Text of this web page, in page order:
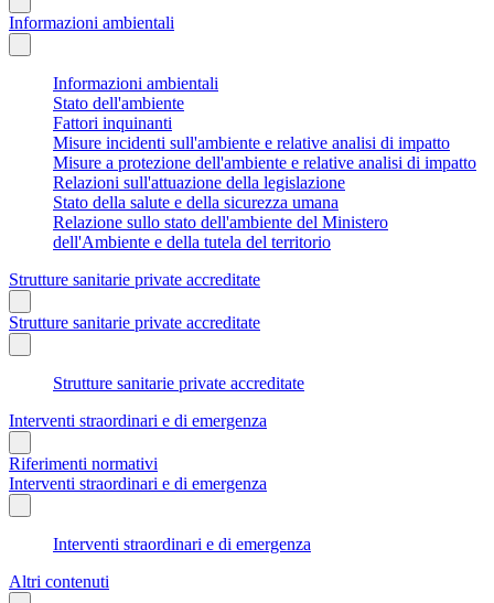
Informazioni ambientali
Informazioni ambientali
Stato dell'ambiente
Fattori inquinanti
Misure incidenti sull'ambiente e relative analisi di impatto
Misure a protezione dell'ambiente e relative analisi di impatto
Relazioni sull'attuazione della legislazione
Stato della salute e della sicurezza umana
Relazione sullo stato dell'ambiente del Ministero
dell'Ambiente e della tutela del territorio
Strutture sanitarie private accreditate
Strutture sanitarie private accreditate
Strutture sanitarie private accreditate
Interventi straordinari e di emergenza
Riferimenti normativi
Interventi straordinari e di emergenza
Interventi straordinari e di emergenza
Altri contenuti